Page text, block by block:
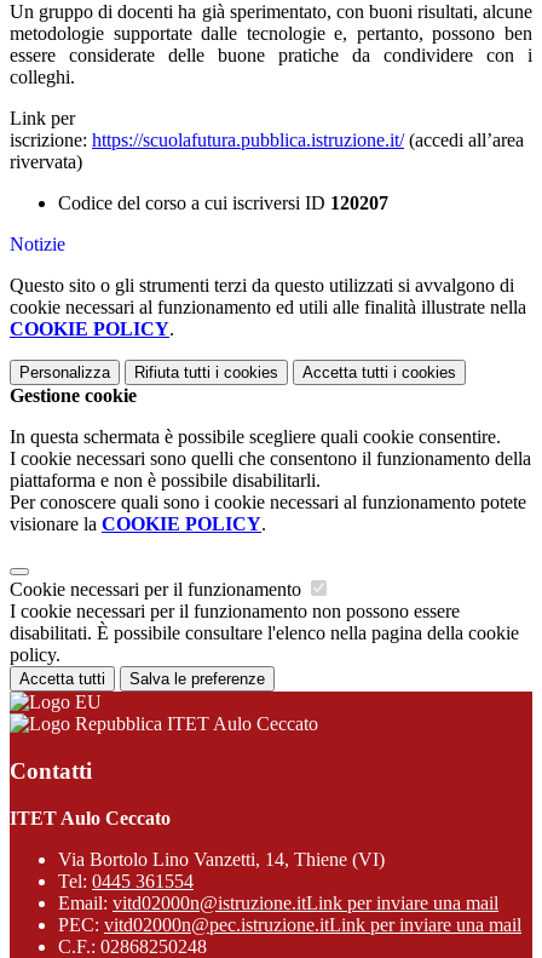
Un gruppo di docenti ha già sperimentato, con buoni risultati, alcune
metodologie supportate dalle tecnologie e, pertanto, possono ben
essere considerate delle buone pratiche da condividere con i
colleghi.
Link per
iscrizione: https://scuolafutura.pubblica.istruzione.it/(accedi all’area
rivervata)
Codice del corso a cui iscriversi ID 120207
Notizie
Questo sito o gli strumenti terzi da questo utilizzati si avvalgono di
cookie necessari al funzionamento ed utili alle finalità illustrate nella
COOKIE POLICY.
Personalizza Rifiuta tutti i cookies Accetta tutti i cookies
Gestione cookie
In questa schermata è possibile scegliere quali cookie consentire.
I cookie necessari sono quelli che consentono il funzionamento della
piattaforma e non è possibile disabilitarli.
Per conoscere quali sono i cookie necessari al funzionamento potete
visionare la COOKIE POLICY.
Cookie necessari per il funzionamento
I cookie necessari per il funzionamento non possono essere
disabilitati. È possibile consultare l'elenco nella pagina della cookie
policy.
Accetta tutti Salva le preferenze
ITET Aulo Ceccato
Contatti
ITET Aulo Ceccato
Via Bortolo Lino Vanzetti, 14, Thiene (VI)
Tel: 0445 361554
Email: vitd02000n@istruzione.itLink per inviare una mail
PEC: vitd02000n@pec.istruzione.itLink per inviare una mail
C.F.: 02868250248